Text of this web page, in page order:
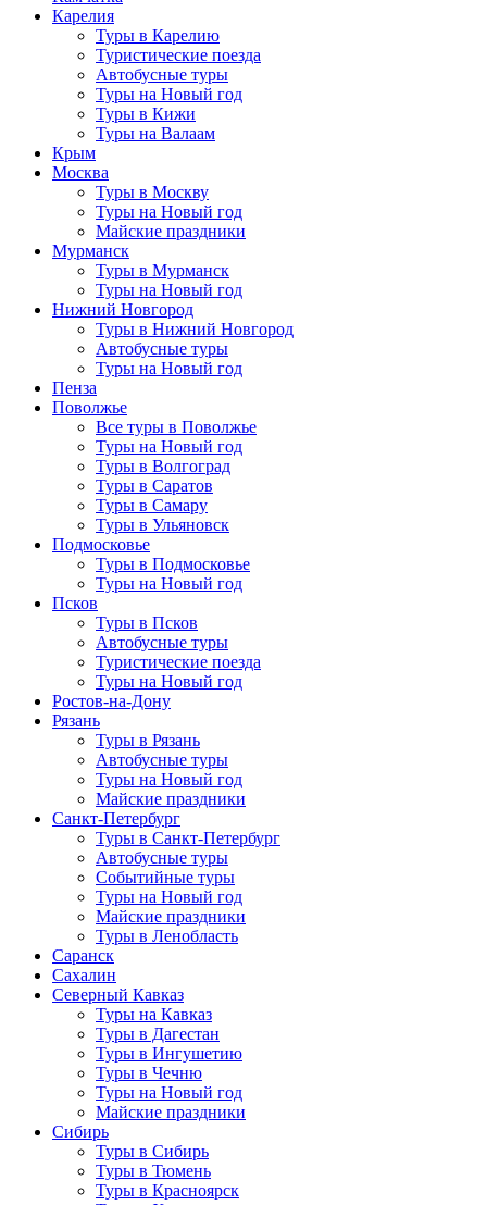
Карелия
Туры в Карелию
Туристические поезда
Автобусные туры
Туры на Новый год
Туры в Кижи
Туры на Валаам
Крым
Москва
Туры в Москву
Туры на Новый год
Майские праздники
Мурманск
Туры в Мурманск
Туры на Новый год
Нижний Новгород
Туры в Нижний Новгород
Автобусные туры
Туры на Новый год
Пенза
Поволжье
Все туры в Поволжье
Туры на Новый год
Туры в Волгоград
Туры в Саратов
Туры в Самару
Туры в Ульяновск
Подмосковье
Туры в Подмосковье
Туры на Новый год
Псков
Туры в Псков
Автобусные туры
Туристические поезда
Туры на Новый год
Ростов-на-Дону
Рязань
Туры в Рязань
Автобусные туры
Туры на Новый год
Майские праздники
Санкт-Петербург
Туры в Санкт-Петербург
Автобусные туры
Событийные туры
Туры на Новый год
Майские праздники
Туры в Ленобласть
Саранск
Сахалин
Северный Кавказ
Туры на Кавказ
Туры в Дагестан
Туры в Ингушетию
Туры в Чечню
Туры на Новый год
Майские праздники
Сибирь
Туры в Сибирь
Туры в Тюмень
Туры в Красноярск